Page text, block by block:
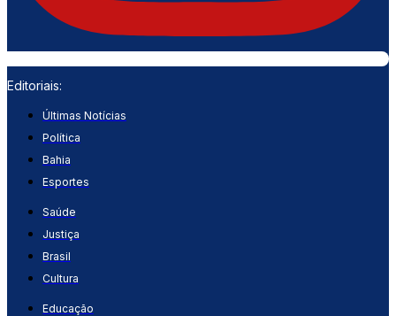
Editoriais:
Últimas Notícias
Política
Bahia
Esportes
Saúde
Justiça
Brasil
Cultura
Educação